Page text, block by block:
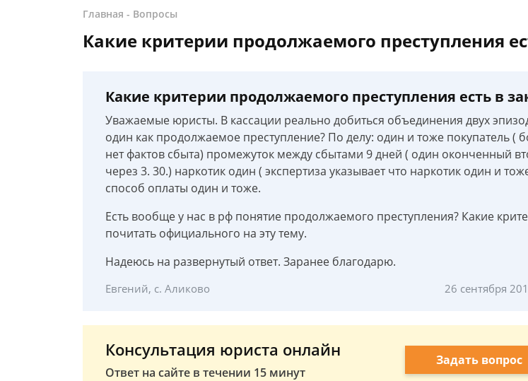
Главная - Вопросы
Какие критерии продолжаемого преступления
Какие критерии продолжаемого преступления есть в
Уважаемые юристы. В кассации реально добиться объединения двух
один как продолжаемое преступление? По делу: один и тоже покупатель (
нет фактов сбыта) промежуток между сбытами 9 дней ( один оконченный
через 3. 30.) наркотик один ( экспертиза указывает что наркотик один и
способ оплаты один и тоже.
Есть вообще у нас в рф понятие продолжаемого преступления? Какие
почитать официального на эту тему.
Надеюсь на развернутый ответ. Заранее благодарю.
Евгений, с. Аликово 26 сентября
Консультация юриста онлайн
Ответ на сайте в течении 15 минут
Задать вопрос